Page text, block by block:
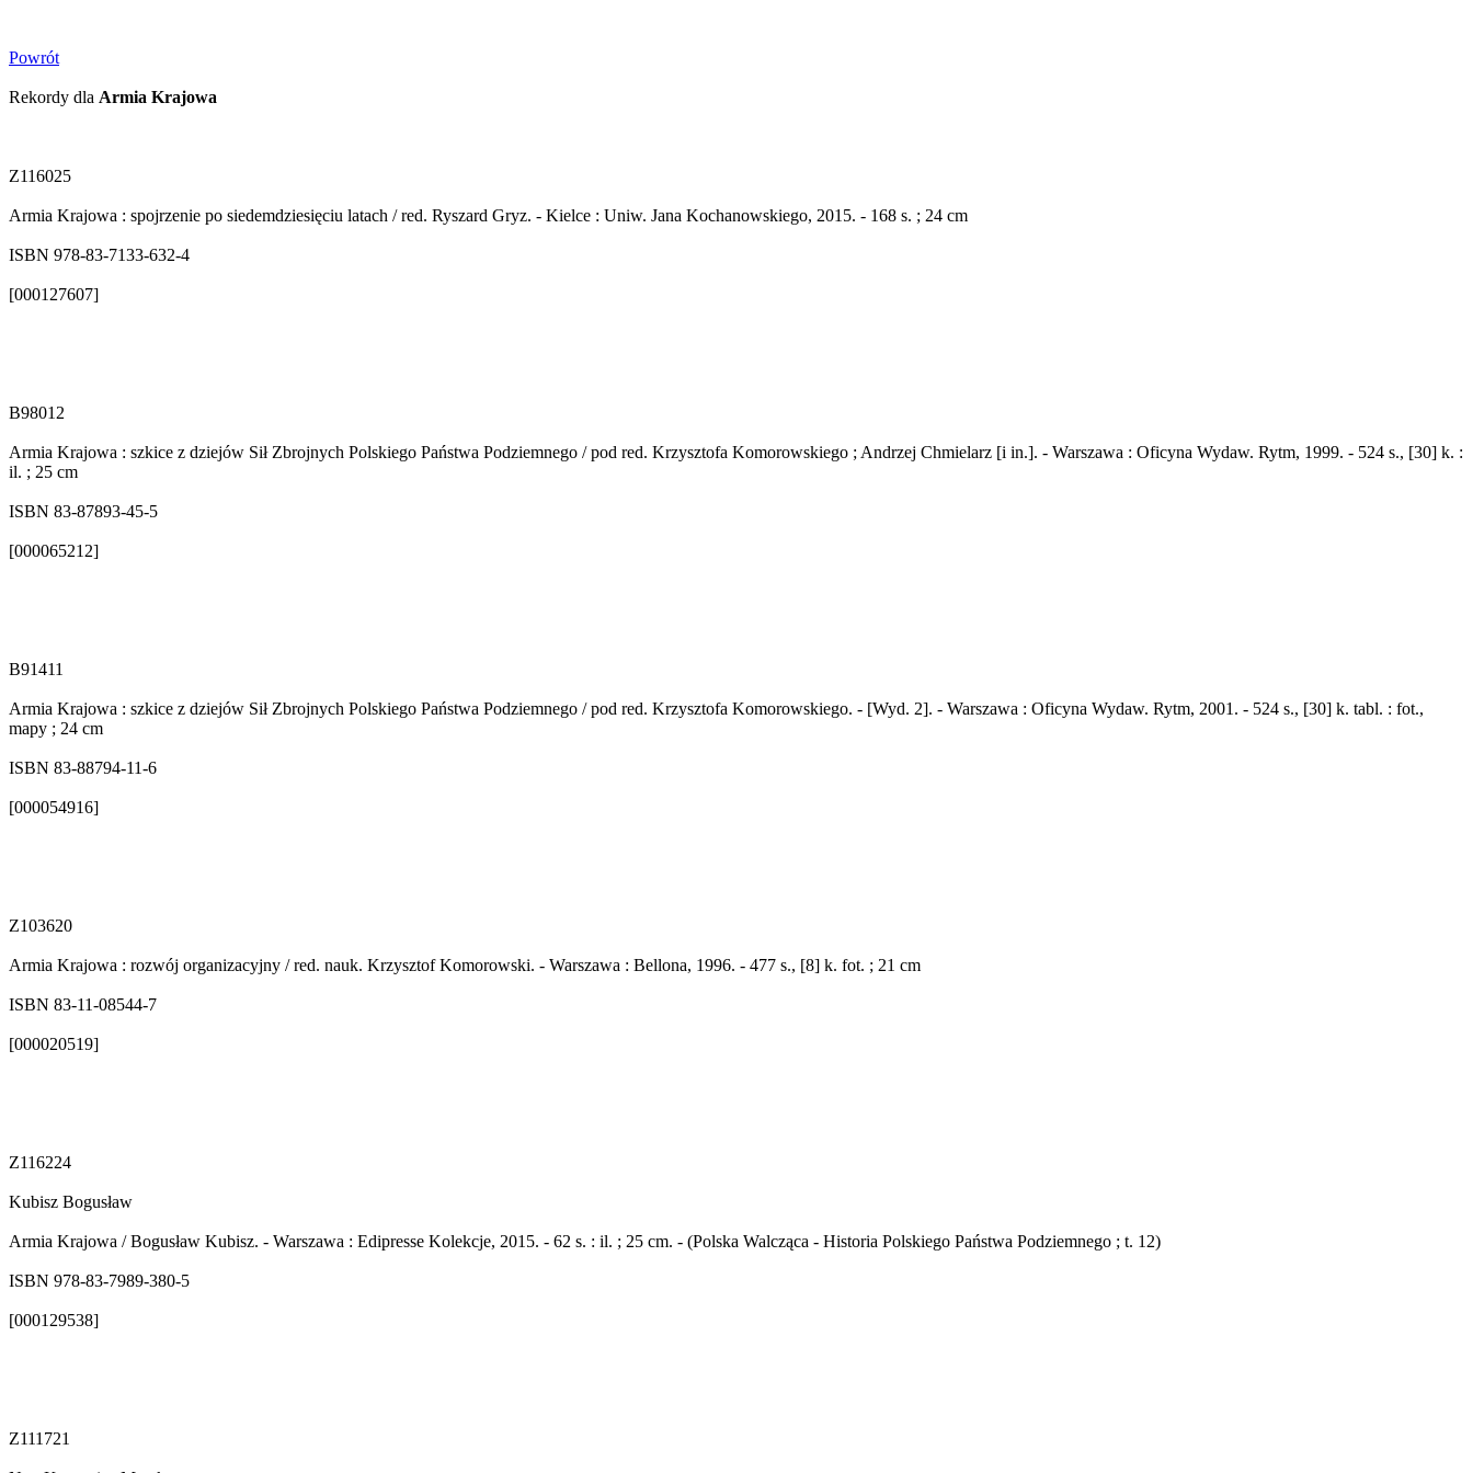
Powrót
Rekordy dla Armia Krajowa
Z116025
Armia Krajowa : spojrzenie po siedemdziesięciu latach / red. Ryszard Gryz. - Kielce : Uniw. Jana Kochanowskiego, 2015. - 168 s. ; 24 cm
ISBN 978-83-7133-632-4
[000127607]
B98012
Armia Krajowa : szkice z dziejów Sił Zbrojnych Polskiego Państwa Podziemnego / pod red. Krzysztofa Komorowskiego ; Andrzej Chmielarz [i in.]. - Warszawa : Oficyna Wydaw. Rytm, 1999. - 524 s., [30] k. :
il. ; 25 cm
ISBN 83-87893-45-5
[000065212]
B91411
Armia Krajowa : szkice z dziejów Sił Zbrojnych Polskiego Państwa Podziemnego / pod red. Krzysztofa Komorowskiego. - [Wyd. 2]. - Warszawa : Oficyna Wydaw. Rytm, 2001. - 524 s., [30] k. tabl. : fot.,
mapy ; 24 cm
ISBN 83-88794-11-6
[000054916]
Z103620
Armia Krajowa : rozwój organizacyjny / red. nauk. Krzysztof Komorowski. - Warszawa : Bellona, 1996. - 477 s., [8] k. fot. ; 21 cm
ISBN 83-11-08544-7
[000020519]
Z116224
Kubisz Bogusław
Armia Krajowa / Bogusław Kubisz. - Warszawa : Edipresse Kolekcje, 2015. - 62 s. : il. ; 25 cm. - (Polska Walcząca - Historia Polskiego Państwa Podziemnego ; t. 12)
ISBN 978-83-7989-380-5
[000129538]
Z111721